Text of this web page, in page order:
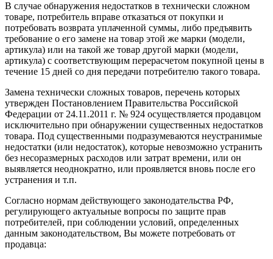
В случае обнаружения недостатков в технически сложном
товаре, потребитель вправе отказаться от покупки и
потребовать возврата уплаченной суммы, либо предъявить
требование о его замене на товар этой же марки (модели,
артикула) или на такой же товар другой марки (модели,
артикула) с соответствующим перерасчетом покупной цены в
течение 15 дней со дня передачи потребителю такого товара.
Замена технически сложных товаров, перечень которых
утвержден Постановлением Правительства Российской
Федерации от 24.11.2011 г. № 924 осуществляется продавцом
исключительно при обнаружении существенных недостатков
товара. Под существенными подразумеваются неустранимые
недостатки (или недостаток), которые невозможно устранить
без несоразмерных расходов или затрат времени, или он
выявляется неоднократно, или проявляется вновь после его
устранения и т.п.
Согласно нормам действующего законодательства РФ,
регулирующего актуальные вопросы по защите прав
потребителей, при соблюдении условий, определенных
данным законодательством, Вы можете потребовать от
продавца: